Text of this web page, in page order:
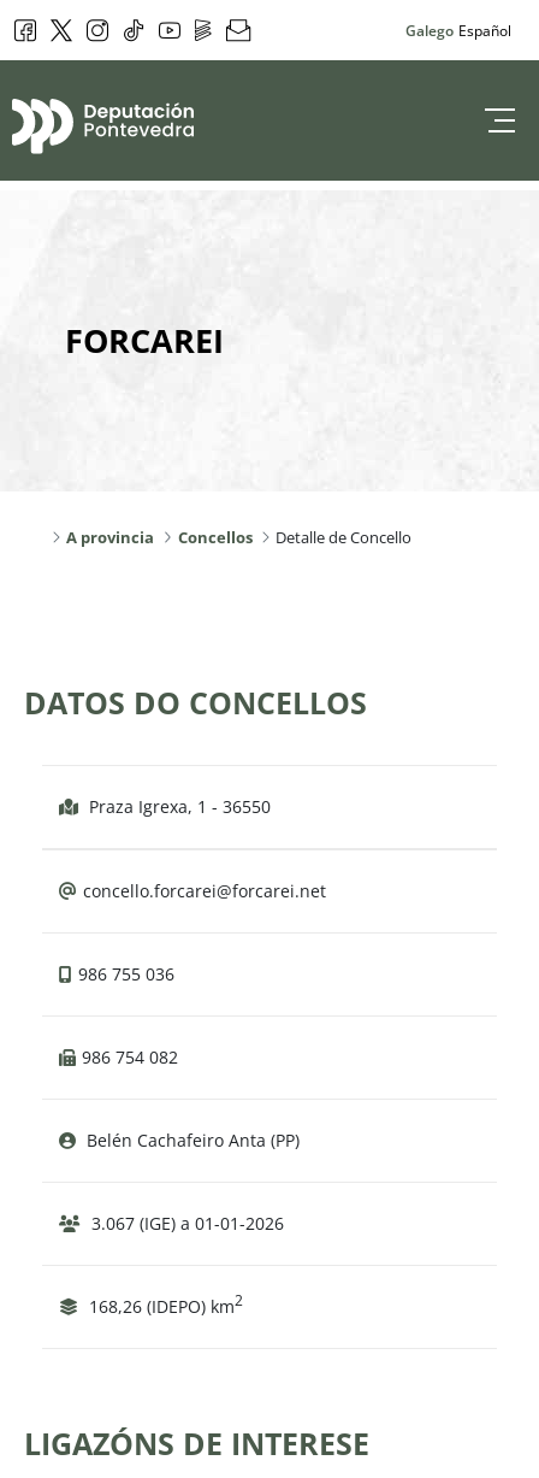
Facebook
Twitter
Instagram
Tik TokYouTube
DepoPlayNewsletter Galego Español
Deputación de
FORCAREI
A provincia Concellos Detalle de Concello
DATOS DO CONCELLOS
Praza Igrexa, 1 - 36550
concello.forcarei@forcarei.net
986 755 036
986 754 082
Belén Cachafeiro Anta (PP)
3.067 (IGE) a 01-01-2026
168,26 (IDEPO) km2
LIGAZÓNS DE INTERESE